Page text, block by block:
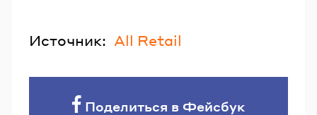
Источник: All Retail
Поделиться в Фейсбук